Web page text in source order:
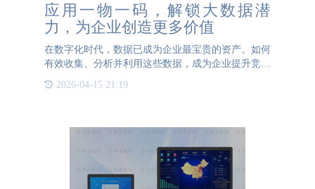
应用一物一码，解锁大数据潜
力，为企业创造更多价值
在数字化时代，数据已成为企业最宝贵的资产。如何
有效收集、分析并利用这些数据，成为企业提升竞争
这一数据宝藏的金钥匙。 一物一码，即为每一个产
2026-04-15 21:19